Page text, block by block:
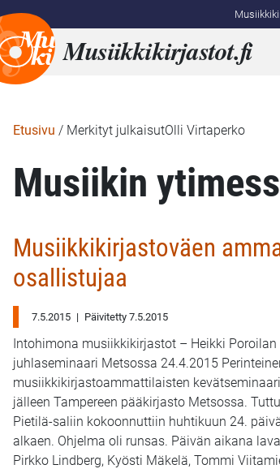
Musiikkikirjastot.fi
Etusivu / Merkityt julkaisutOlli Virtaperko
Musiikin
Musiikkikirjastoväen
osallistujaa
7.5.2015 | Päivitetty 7.5.2015
Intohimona musiikkikirjastot – Heikki Poroilan
juhlaseminaari Metsossa 24.4.2015
musiikkikirjastoammattilaisten
jälleen Tampereen pääkirjasto Metsossa.
Pietilä-saliin kokoonnuttiin huhtikuun 24.
alkaen. Ohjelma oli runsas. Päivän aikana
Pirkko Lindberg, Kyösti Mäkelä, Tommi